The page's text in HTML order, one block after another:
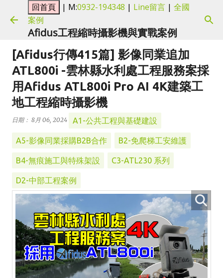
跳到主要內容
| M:0932-194348 | Line留言 | 全國
案例
Afidus工程縮時攝影機與實戰案例
[Afidus行傳415篇] 影像同業追加
ATL800i -雲林縣水利處工程服務案採
用Afidus ATL800i Pro AI 4K建築工
地工程縮時攝影機
日期： 8月 06, 2024 A1-公共工程與基礎建設
A5-影像同業採購B2B合作 B2-免爬梯工安維護
B4-無痕施工與特殊架設 C3-ATL230 系列
D2-中部工程案例